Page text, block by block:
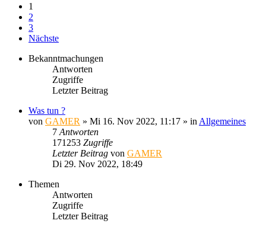
1
2
3
Nächste
Bekanntmachungen
Antworten
Zugriffe
Letzter Beitrag
Was tun ?
von GAMER » Mi 16. Nov 2022, 11:17 » in Allgemeines
7 Antworten
171253 Zugriffe
Letzter Beitrag von GAMER
Di 29. Nov 2022, 18:49
Themen
Antworten
Zugriffe
Letzter Beitrag